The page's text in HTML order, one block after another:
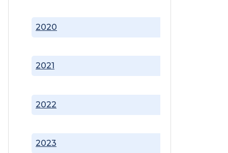
2020
2021
2022
2023